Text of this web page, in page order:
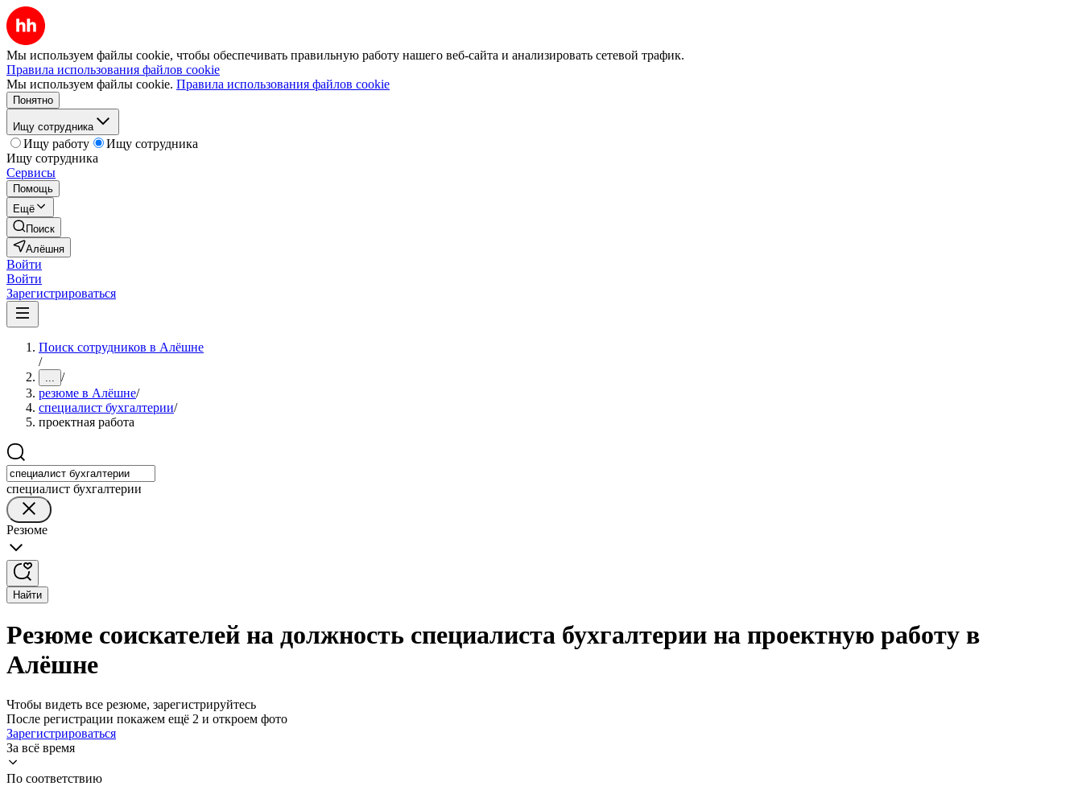
Мы используем файлы cookie, чтобы обеспечивать правильную работу нашего веб-сайта и анализировать сетевой трафик.
Правила использования файлов cookie
Мы используем файлы cookie. Правила использования файлов cookie
Понятно
Ищу сотрудника
Ищу работу
Ищу сотрудника
Ищу сотрудника
Сервисы
Помощь
Ещё
Поиск
Алёшня
Войти
Войти
Зарегистрироваться
Поиск сотрудников в Алёшне
/
... /
резюме в Алёшне/
специалист бухгалтерии/
проектная работа
специалист бухгалтерии
Резюме
Найти
Резюме соискателей на должность специалиста бухгалтерии на проектную работу в
Алёшне
Чтобы видеть все резюме, зарегистрируйтесь
После регистрации покажем ещё 2 и откроем фото
Зарегистрироваться
За всё время
По соответствию